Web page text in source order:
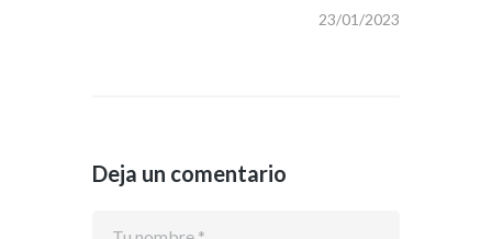
23/01/2023
Deja un comentario